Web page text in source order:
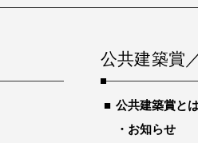
公共建築賞
公共建築賞と
お知らせ